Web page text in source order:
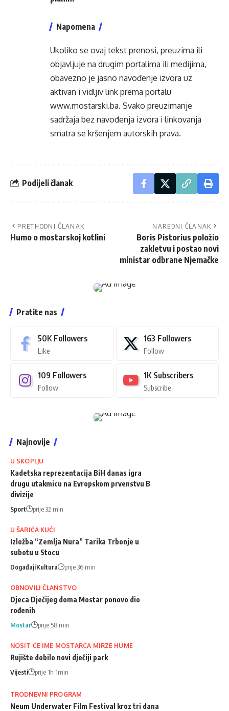
Napomena
Ukoliko se ovaj tekst prenosi, preuzima ili
objavljuje na drugim portalima ili medijima,
obavezno je jasno navođenje izvora uz
aktivan i vidljiv link prema portalu
www.mostarski.ba. Svako preuzimanje
sadržaja bez navođenja izvora i linkovanja
smatra se kršenjem autorskih prava.
Podijeli članak
PRETHODNI ČLANAK
Humo o mostarskoj kotlini
NAREDNI ČLANAK
Boris Pistorius položio
zakletvu i postao novi
ministar odbrane Njemačke
Pratite nas
50K Followers
Like
163 Followers
Follow
109 Followers
Follow
1K Subscribers
Subscribe
Najnovije
U SKOPLJU
Kadetska reprezentacija BiH danas igra
drugu utakmicu na Evropskom prvenstvu B
divizije
Sport prije 32 min
U ŠARIĆA KUĆI
Izložba “Zemlja Nura” Tarika Trbonje u
subotu u Stocu
DogađajiKultura prije 36 min
OBNOVILI ČLANSTVO
Djeca Dječijeg doma Mostar ponovo dio
rođenih
Mostar prije 58 min
NOSIT ĆE IME MOSTARCA MIRZE HUME
Rujište dobilo novi dječiji park
Vijesti prije 1h 1min
TRODNEVNI PROGRAM
Neum Underwater Film Festival kroz tri dana